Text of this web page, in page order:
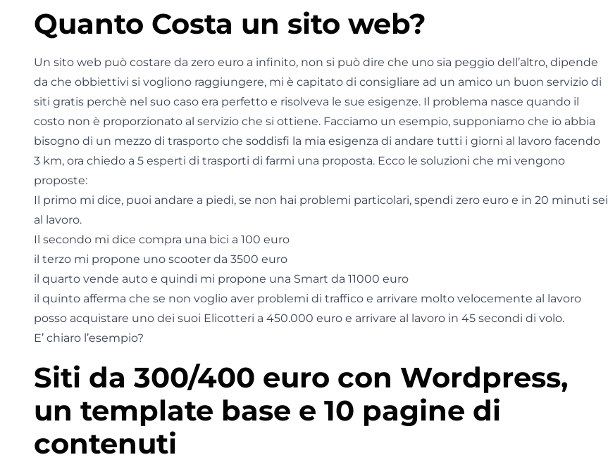
Quanto Costa un sito web?
Un sito web può costare da zero euro a infinito, non si può dire che uno sia peggio dell’altro, dipende
da che obbiettivi si vogliono raggiungere, mi è capitato di consigliare ad un amico un buon servizio di
siti gratis perchè nel suo caso era perfetto e risolveva le sue esigenze. Il problema nasce quando il
costo non è proporzionato al servizio che si ottiene. Facciamo un esempio, supponiamo che io abbia
bisogno di un mezzo di trasporto che soddisfi la mia esigenza di andare tutti i giorni al lavoro facendo
3 km, ora chiedo a 5 esperti di trasporti di farmi una proposta. Ecco le soluzioni che mi vengono
proposte:
Il primo mi dice, puoi andare a piedi, se non hai problemi particolari, spendi zero euro e in 20 minuti sei
al lavoro.
Il secondo mi dice compra una bici a 100 euro
il terzo mi propone uno scooter da 3500 euro
il quarto vende auto e quindi mi propone una Smart da 11000 euro
il quinto afferma che se non voglio aver problemi di traffico e arrivare molto velocemente al lavoro
posso acquistare uno dei suoi Elicotteri a 450.000 euro e arrivare al lavoro in 45 secondi di volo.
E’ chiaro l’esempio?
Siti da 300/400 euro con Wordpress,
un template base e 10 pagine di
contenuti